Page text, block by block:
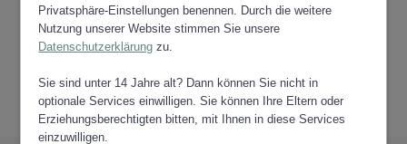
Privatsphäre-Einstellungen benennen. Durch die weitere
Nutzung unserer Website stimmen Sie unsere
Datenschutzerklärung zu.
Sie sind unter 14 Jahre alt? Dann können Sie nicht in
optionale Services einwilligen. Sie können Ihre Eltern oder
Erziehungsberechtigten bitten, mit Ihnen in diese Services
einzuwilligen.